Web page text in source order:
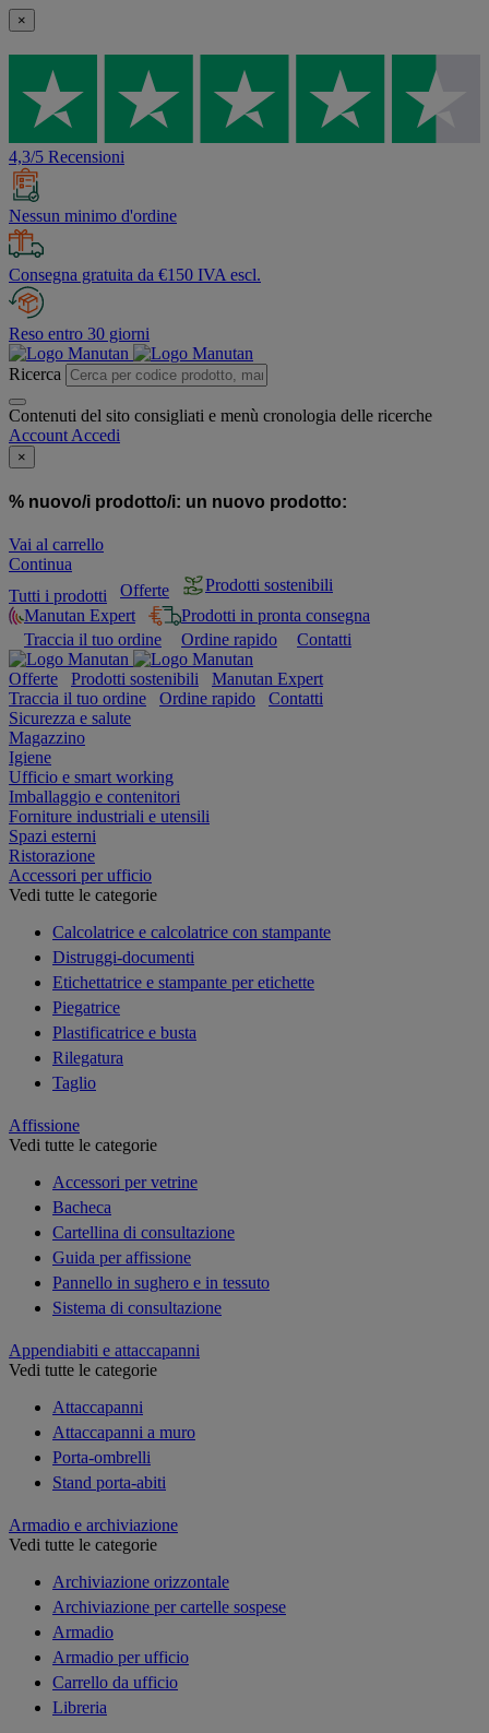
×
4,3/5 Recensioni
Nessun minimo d'ordine
Consegna gratuita da €150 IVA escl.
Reso entro 30 giorni
Ricerca
Contenuti del sito consigliati e menù cronologia delle ricerche
Account Accedi
×
% nuovo/i prodotto/i: un nuovo prodotto:
Vai al carrello
Continua
Tutti i prodotti
Offerte
Prodotti sostenibili
Manutan Expert
Prodotti in pronta consegna
Traccia il tuo ordine
Ordine rapido Contatti
Offerte Prodotti sostenibili
Manutan Expert
Traccia il tuo ordine
Ordine rapido
Contatti
Sicurezza e salute
Magazzino
Igiene
Ufficio e smart working
Imballaggio e contenitori
Forniture industriali e utensili
Spazi esterni
Ristorazione
Accessori per ufficio
Vedi tutte le categorie
Calcolatrice e calcolatrice con stampante
Distruggi-documenti
Etichettatrice e stampante per etichette
Piegatrice
Plastificatrice e busta
Rilegatura
Taglio
Affissione
Vedi tutte le categorie
Accessori per vetrine
Bacheca
Cartellina di consultazione
Guida per affissione
Pannello in sughero e in tessuto
Sistema di consultazione
Appendiabiti e attaccapanni
Vedi tutte le categorie
Attaccapanni
Attaccapanni a muro
Porta-ombrelli
Stand porta-abiti
Armadio e archiviazione
Vedi tutte le categorie
Archiviazione orizzontale
Archiviazione per cartelle sospese
Armadio
Armadio per ufficio
Carrello da ufficio
Libreria